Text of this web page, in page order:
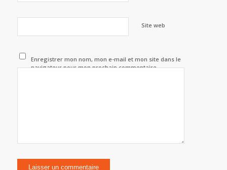
Site web
Enregistrer mon nom, mon e-mail et mon site dans le
navigateur pour mon prochain commentaire.